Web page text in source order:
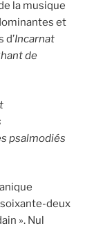
la musique
et
d’Incarnat
de
psalmodiés
deux
». Nul